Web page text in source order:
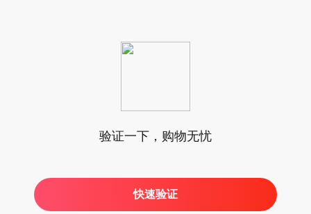
验证一下，购物无忧
快速验证